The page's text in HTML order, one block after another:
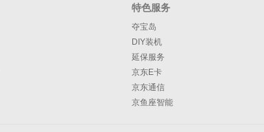
特色服务
夺宝岛
DIY装机
延保服务
京东E卡
京东通信
京鱼座智能